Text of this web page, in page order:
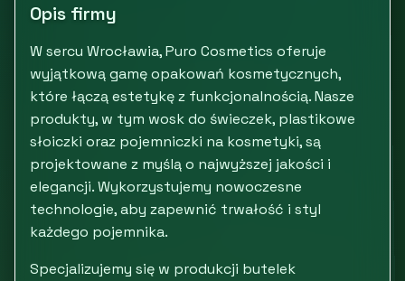
Opis firmy
W sercu Wrocławia, Puro Cosmetics oferuje
wyjątkową gamę opakowań kosmetycznych,
które łączą estetykę z funkcjonalnością. Nasze
produkty, w tym wosk do świeczek, plastikowe
słoiczki oraz pojemniczki na kosmetyki, są
projektowane z myślą o najwyższej jakości i
elegancji. Wykorzystujemy nowoczesne
technologie, aby zapewnić trwałość i styl
każdego pojemnika.
Specjalizujemy się w produkcji butelek